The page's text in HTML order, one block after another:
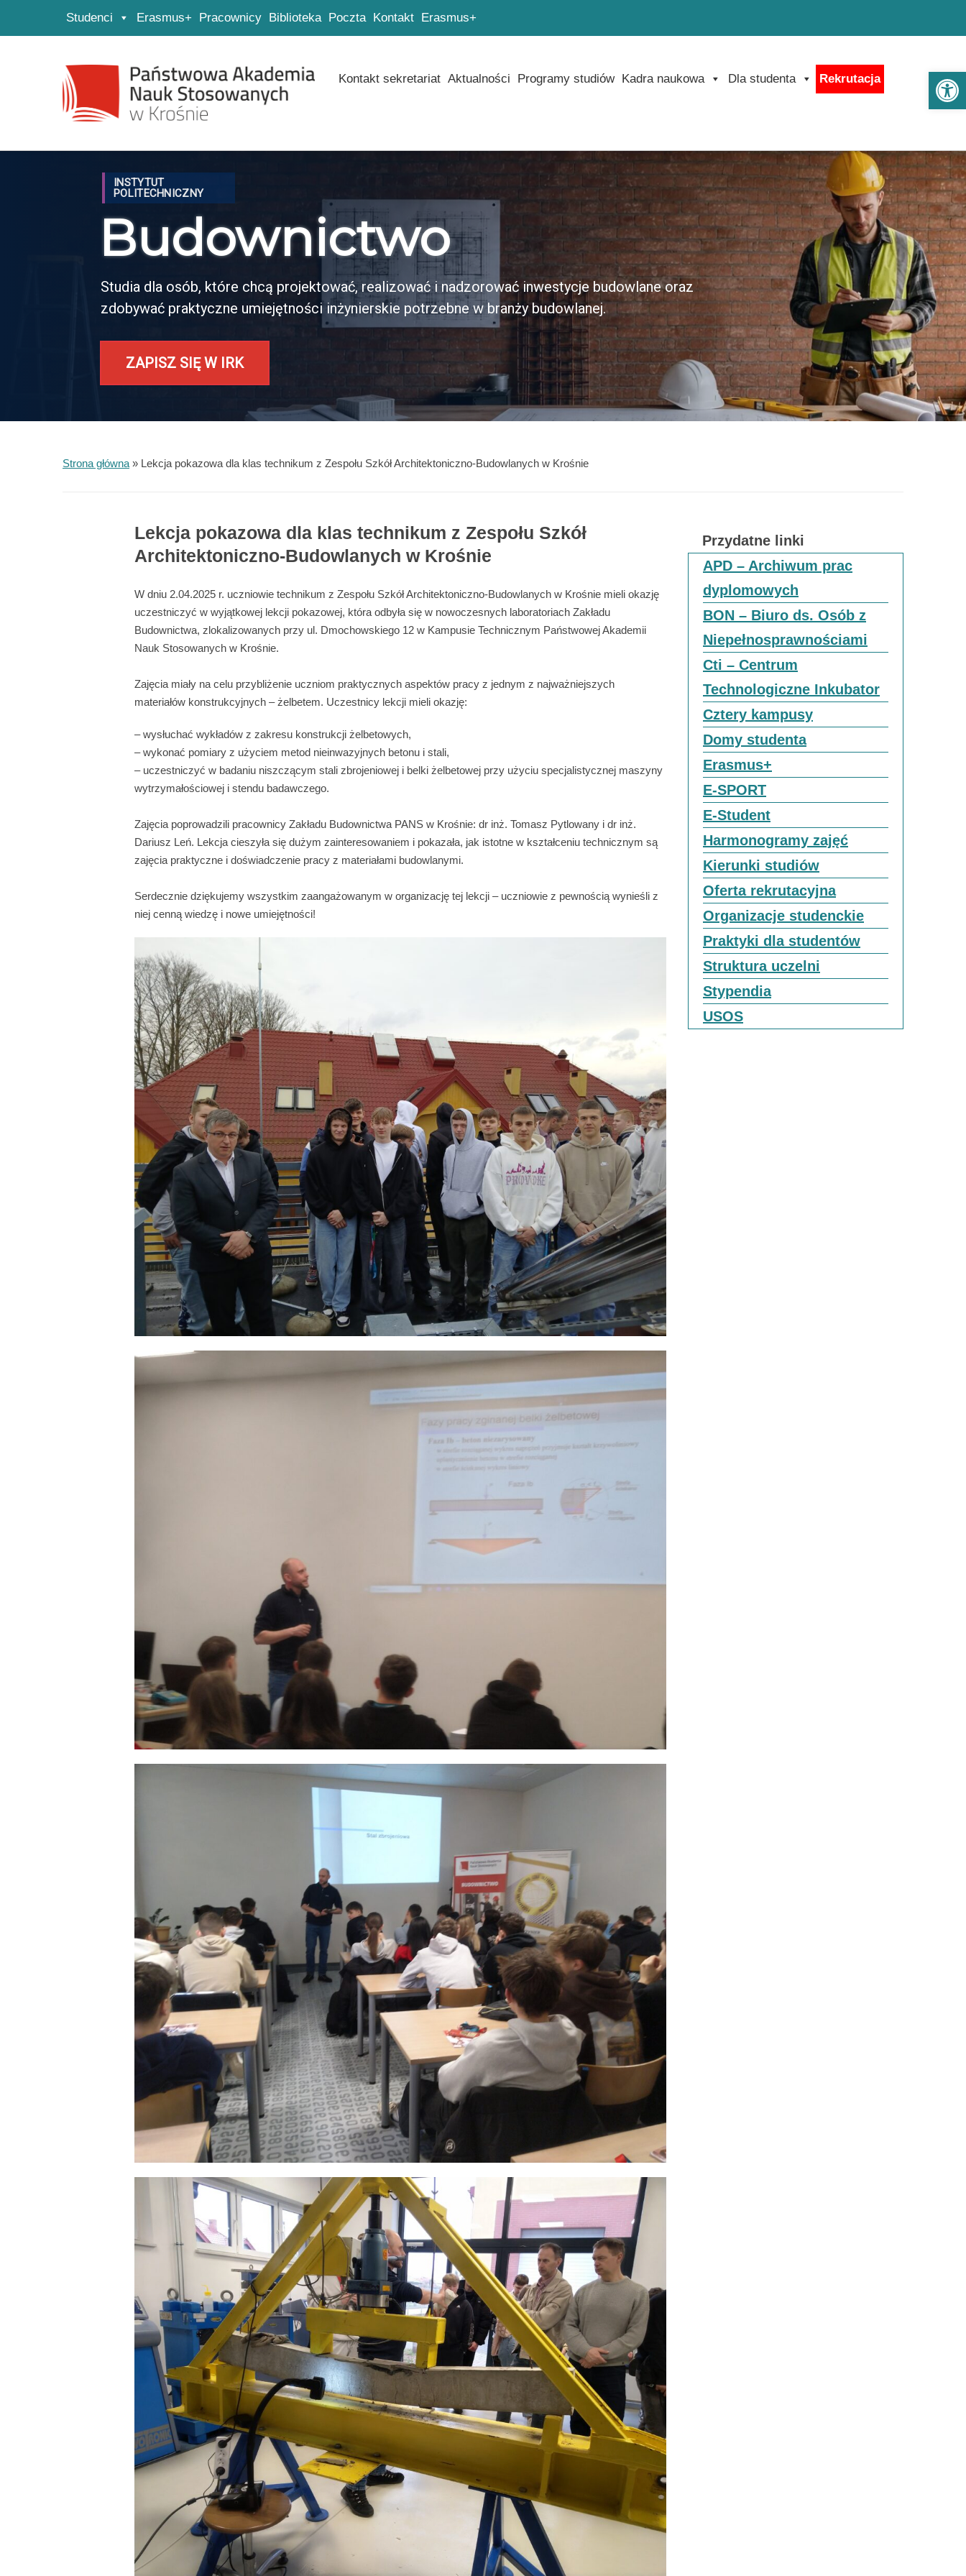
Strona główna
Przejdź do wyszukiwarki
Przejdź do menu głównego
Studenci Erasmus+ Pracownicy Biblioteka Poczta Kontakt Erasmus+
Kontakt sekretariat Aktualności Programy studiów Kadra naukowa Dla studenta Rekrutacja
INSTYTUT
POLITECHNICZNY
Budownictwo
Studia dla osób, które chcą projektować, realizować i nadzorować inwestycje budowlane oraz
zdobywać praktyczne umiejętności inżynierskie potrzebne w branży budowlanej.
ZAPISZ SIĘ W IRK
Strona główna » Lekcja pokazowa dla klas technikum z Zespołu Szkół Architektoniczno-Budowlanych w Krośnie
Lekcja pokazowa dla klas technikum z Zespołu Szkół
Architektoniczno-Budowlanych w Krośnie
W dniu 2.04.2025 r. uczniowie technikum z Zespołu Szkół Architektoniczno-Budowlanych w Krośnie mieli okazję
uczestniczyć w wyjątkowej lekcji pokazowej, która odbyła się w nowoczesnych laboratoriach Zakładu
Budownictwa, zlokalizowanych przy ul. Dmochowskiego 12 w Kampusie Technicznym Państwowej Akademii
Nauk Stosowanych w Krośnie.
Zajęcia miały na celu przybliżenie uczniom praktycznych aspektów pracy z jednym z najważniejszych
materiałów konstrukcyjnych – żelbetem. Uczestnicy lekcji mieli okazję:
– wysłuchać wykładów z zakresu konstrukcji żelbetowych,
– wykonać pomiary z użyciem metod nieinwazyjnych betonu i stali,
– uczestniczyć w badaniu niszczącym stali zbrojeniowej i belki żelbetowej przy użyciu specjalistycznej maszyny
wytrzymałościowej i stendu badawczego.
Zajęcia poprowadzili pracownicy Zakładu Budownictwa PANS w Krośnie: dr inż. Tomasz Pytlowany i dr inż.
Dariusz Leń. Lekcja cieszyła się dużym zainteresowaniem i pokazała, jak istotne w kształceniu technicznym są
zajęcia praktyczne i doświadczenie pracy z materiałami budowlanymi.
Serdecznie dziękujemy wszystkim zaangażowanym w organizację tej lekcji – uczniowie z pewnością wynieśli z
niej cenną wiedzę i nowe umiejętności!
Przydatne linki
APD – Archiwum prac
dyplomowych
BON – Biuro ds. Osób z
Niepełnosprawnościami
Cti – Centrum
Technologiczne Inkubator
Cztery kampusy
Domy studenta
Erasmus+
E-SPORT
E-Student
Harmonogramy zajęć
Kierunki studiów
Oferta rekrutacyjna
Organizacje studenckie
Praktyki dla studentów
Struktura uczelni
Stypendia
USOS